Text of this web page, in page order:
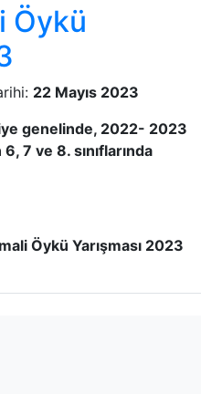
Öykü
22 Mayıs 2023
genelinde, 2022- 2023
7 ve 8. sınıflarında
Öykü Yarışması 2023